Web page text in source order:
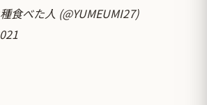
食べた人 (@YUMEUMI27)